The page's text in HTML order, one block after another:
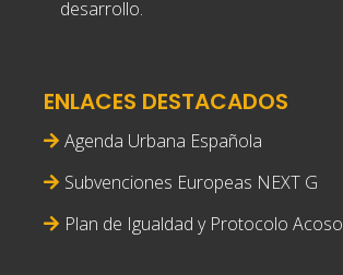
desarrollo.
ENLACES DESTACADOS
Agenda Urbana Española
Subvenciones Europeas NEXT G
Plan de Igualdad y Protocolo Acoso